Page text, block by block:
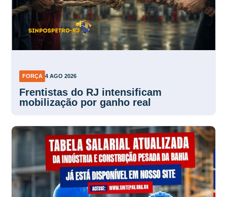
FORÇA 4 AGO 2026
Frentistas do RJ intensificam
mobilização por ganho real